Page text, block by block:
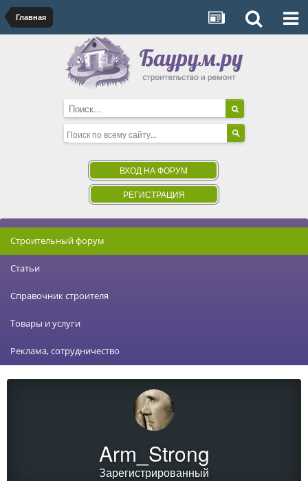
Главная
ВХОД НА ФОРУМ
РЕГИСТРАЦИЯ
Строительный форум
Статьи
Справочник строителя
Товары и услуги
Реклама, сотрудничество
Arm_Strong
Зарегистрированный